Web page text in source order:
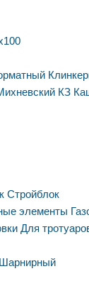
КЗ
Стройблок
элементы
Для
Шарнирный